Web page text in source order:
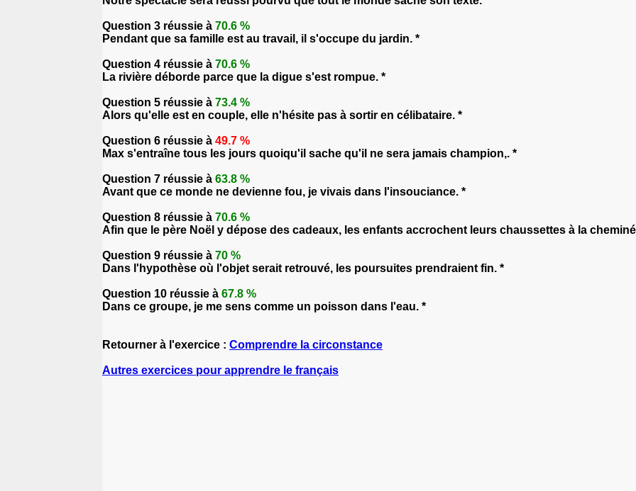
Question 3 réussie à 70.6 %
Pendant que sa famille est au travail, il s'occupe du jardin. *
Question 4 réussie à 70.6 %
La rivière déborde parce que la digue s'est rompue. *
Question 5 réussie à 73.4 %
Alors qu'elle est en couple, elle n'hésite pas à sortir en célibataire. *
Question 6 réussie à 49.7 %
Max s'entraîne tous les jours quoiqu'il sache qu'il ne sera jamais champion,. *
Question 7 réussie à 63.8 %
Avant que ce monde ne devienne fou, je vivais dans l'insouciance. *
Question 8 réussie à 70.6 %
Afin que le père Noël y dépose des cadeaux, les enfants accrochent leurs chaussettes à la
Question 9 réussie à 70 %
Dans l'hypothèse où l'objet serait retrouvé, les poursuites prendraient fin. *
Question 10 réussie à 67.8 %
Dans ce groupe, je me sens comme un poisson dans l'eau. *
Retourner à l'exercice : Comprendre la circonstance
Autres exercices pour apprendre le français